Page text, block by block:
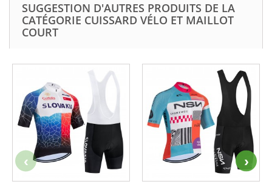
SUGGESTION D'AUTRES PRODUITS DE LA
CATÉGORIE CUISSARD VÉLO ET MAILLOT
COURT